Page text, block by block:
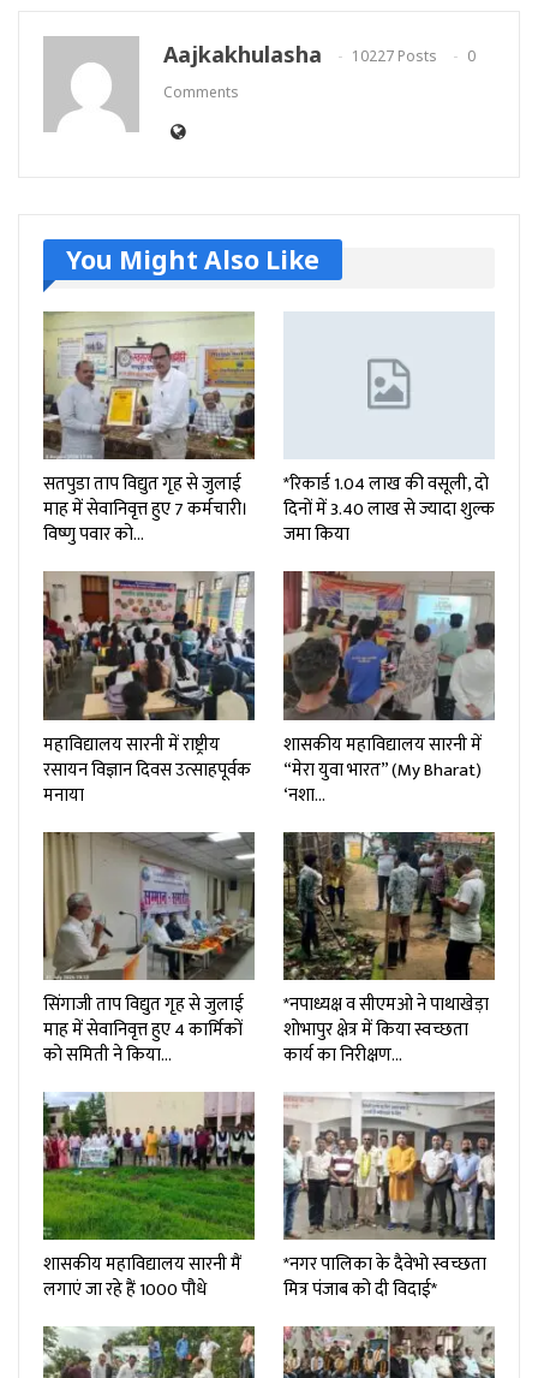
Aajkakhulasha 10227 Posts
0
Comments
You Might Also Like
सतपुडा ताप विद्युत गृह से जुलाई
माह में सेवानिवृत्त हुए 7 कर्मचारी।
विष्णु पवार को…
*रिकार्ड 1.04 लाख की वसूली, दो
दिनों में 3.40 लाख से ज्यादा शुल्क
जमा किया
महाविद्यालय सारनी में राष्ट्रीय
रसायन विज्ञान दिवस उत्साहपूर्वक
मनाया
शासकीय महाविद्यालय सारनी में
“मेरा युवा भारत” (My Bharat)
‘नशा…
सिंगाजी ताप विद्युत गृह से जुलाई
माह में सेवानिवृत्त हुए 4 कार्मिकों
को समिती ने किया…
*नपाध्यक्ष व सीएमओ ने पाथाखेड़ा
शोभापुर क्षेत्र में किया स्वच्छता
कार्य का निरीक्षण…
शासकीय महाविद्यालय सारनी मैं
लगाएं जा रहे हैं 1000 पौधे
*नगर पालिका के दैवेभो स्वच्छता
मित्र पंजाब को दी विदाई*